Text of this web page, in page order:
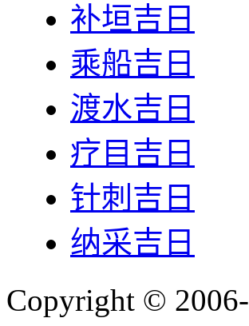
补垣吉日
乘船吉日
渡水吉日
疗目吉日
针刺吉日
纳采吉日
Copyright ©